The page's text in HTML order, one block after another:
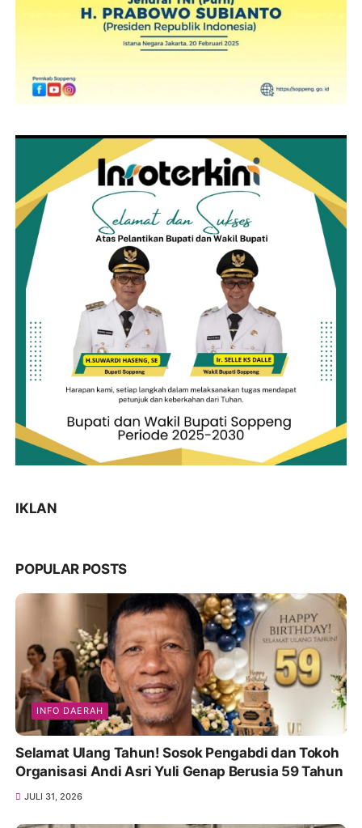
IKLAN
POPULAR POSTS
INFO DAERAH
Selamat Ulang Tahun! Sosok Pengabdi dan Tokoh
Organisasi Andi Asri Yuli Genap Berusia 59 Tahun
JULI 31, 2026